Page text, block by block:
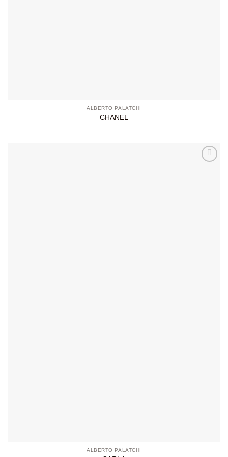
ALBERTO PALATCHI
CHANEL
ALBERTO PALATCHI